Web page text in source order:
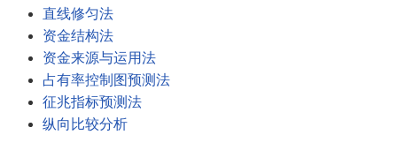
直线修匀法
资金结构法
资金来源与运用法
占有率控制图预测法
征兆指标预测法
纵向比较分析